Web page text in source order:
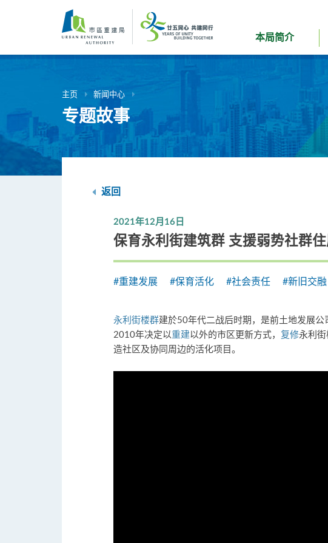
内
本局简介
主页 新闻中心
专题故事
返回
2021年12月16日
保育永利街建筑群 支援弱势社群
#重建发展 #保育活化 #社会责任 #新旧交融
永利街楼群建於50年代二战后时期，是前土地发展
2010年决定以重建以外的市区更新方式， 复修永利
造社区及协同周边的活化项目。